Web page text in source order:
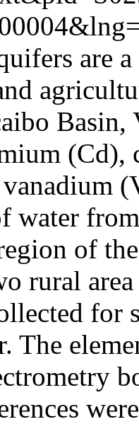
are
Basin,
water
of
rural
for
The